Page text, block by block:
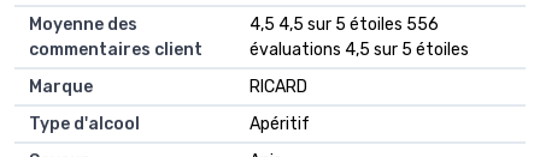
Moyenne des
commentaires client
4,5 4,5 sur 5 étoiles 556
évaluations 4,5 sur 5 étoiles
Marque
RICARD
Type d'alcool
Apéritif